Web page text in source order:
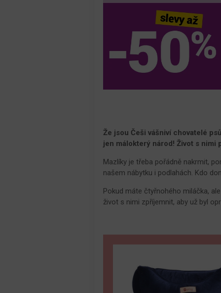
Že jsou Češi vášniví chovatelé
jen málokterý národ! Život s nimi
Mazlíky je třeba pořádně nakrmit,
našem nábytku i podlahách. Kdo
Pokud máte čtyřnohého miláčka,
život s nimi zpříjemnit, aby už byl